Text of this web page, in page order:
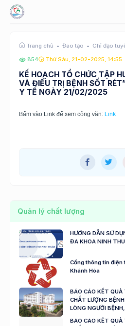
Trang chủ Đào tạo Chỉ đạo
854 Thứ Sáu, 21-02-2025, 14:55
KẾ HOẠCH TỔ CHỨC TẬP
VÀ ĐIỀU TRỊ BỆNH SỐT
Y TẾ NGÀY 21/02/2025
Bấm vào Link để xem công văn: Link
Quản lý chất lượng
HƯỚNG DẪN SỬ
ĐA KHOA NINH
Cổng thông tin
Khánh Hòa
BÁO CÁO KẾT
CHẤT LƯỢNG
LÒNG NGƯỜI
2024 - 2025
BÁO CÁO KẾT